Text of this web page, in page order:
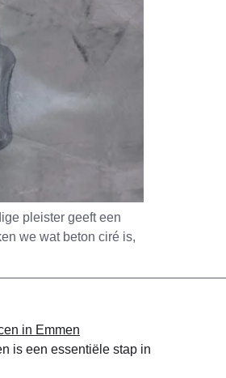
pleister geeft een
we wat beton ciré is,
in Emmen
is een essentiële stap in